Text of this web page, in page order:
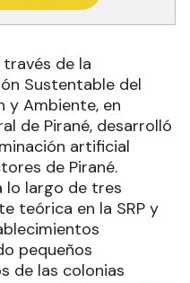
través de la
Sustentable del
y Ambiente, en
de Pirané, desarrolló
artificial
de Pirané.
lo largo de tres
teórica en la SRP y
pequeños
de las colonias